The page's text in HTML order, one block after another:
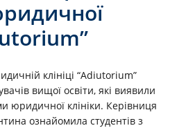
клініці “Adiutorium”
вищої освіти, які виявили
юридичної клініки. Керівниця
ознайомила студентів з